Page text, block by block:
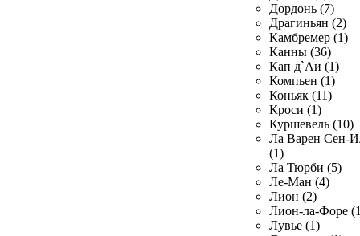
Дордонь (7)
Драгиньян (2)
Камбремер (1)
Канны (36)
Кап д`Аи (1)
Компьен (1)
Коньяк (11)
Кроси (1)
Куршевель (10)
Ла Варен Сен-
(1)
Ла Тюрби (5)
Ле-Ман (4)
Лион (2)
Лион-ла-Форе
Лувье (1)